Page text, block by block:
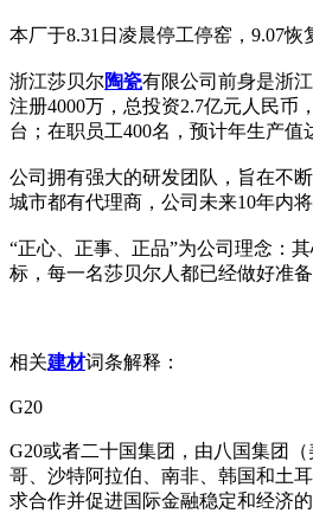
本厂于8.31日凌晨停工停窑，9.07恢
浙江莎贝尔陶瓷有限公司前身是浙
注册4000万，总投资2.7亿元人民
台；在职员工400名，预计年生产值
公司拥有强大的研发团队，旨在不
城市都有代理商，公司未来10年内
“正心、正事、正品”为公司理念：
标，每一名莎贝尔人都已经做好准备
相关建材词条解释：
G20
G20或者二十国集团，由八国集团
哥、沙特阿拉伯、南非、韩国和土
求合作并促进国际金融稳定和经济